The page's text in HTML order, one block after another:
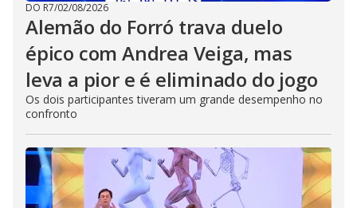
DO R7/02/08/2026
Alemão do Forró trava duelo
épico com Andrea Veiga, mas
leva a pior e é eliminado do jogo
Os dois participantes tiveram um grande desempenho no
confronto